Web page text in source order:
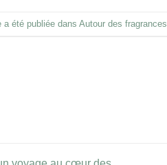
a été publiée dans Autour des fragrances